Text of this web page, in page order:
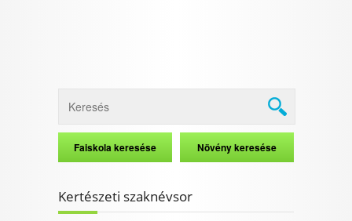
Kertészeti szaknévsor